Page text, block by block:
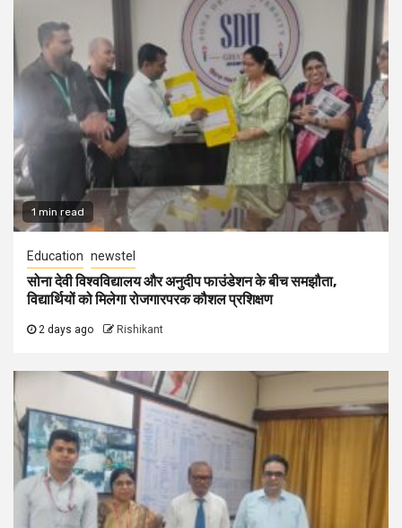
1 min read
Education newstel
सोना देवी विश्वविद्यालय और अनुदीप फाउंडेशन के बीच समझौता,
विद्यार्थियों को मिलेगा रोजगारपरक कौशल प्रशिक्षण
2 days ago Rishikant